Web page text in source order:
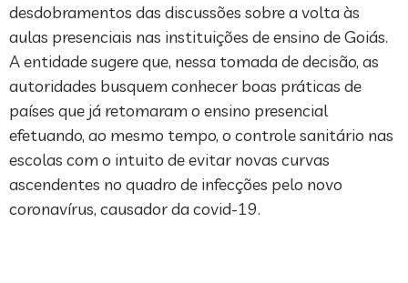
desdobramentos das discussões sobre a volta às
aulas presenciais nas instituições de ensino de Goiás.
A entidade sugere que, nessa tomada de decisão, as
autoridades busquem conhecer boas práticas de
países que já retomaram o ensino presencial
efetuando, ao mesmo tempo, o controle sanitário nas
escolas com o intuito de evitar novas curvas
ascendentes no quadro de infecções pelo novo
coronavírus, causador da covid-19.